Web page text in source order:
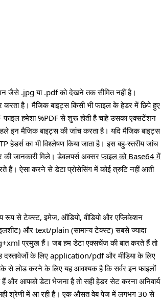
जैसे .jpg या .pdf को देखने तक सीमित नहीं है।
है। मैजिक बाइट्स किसी भी फाइल के हेडर में छिपे हुए
हमेशा %PDF से शुरू होती है चाहे उसका एक्सटेंशन
इन मैजिक बाइट्स की जांच करता है। यदि मैजिक बाइट्स
हेडर्स का भी विश्लेषण किया जाता है। इस बहु-स्तरीय जांच
की जानकारी मिले। डेवलपर्स अक्सरफाइल को Base64 में
हैं। ऐसा करने से डेटा प्रोसेसिंग में कोई त्रुटि नहीं आती
रूप से टेक्स्ट, इमेज, ऑडियो, वीडियो और एप्लिकेशन
और text/plain (सामान्य टेक्स्ट) सबसे ज्यादा
प्रमुख हैं। जब हम डेटा एक्सचेंज की बात करते हैं तो
के लिए application/pdf और मीडिया के लिए
से लोड करने के लिए यह आवश्यक है कि सर्वर इन फाइलों
आपको डेटा भेजना है तो सही हेडर सेट करना अनिवार्य
श्रेणी में आ रही हैं। एक औसत वेब पेज में लगभग 30 से